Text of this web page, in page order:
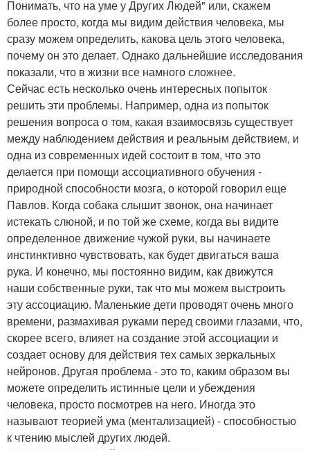
Понимать, что на уме у Других Людей" или, скажем
более просто, когда мы видим действия человека, мы
сразу можем определить, какова цель этого человека,
почему он это делает. Однако дальнейшие исследования
показали, что в жизни все намного сложнее.
Сейчас есть несколько очень интересных попыток
решить эти проблемы. Например, одна из попыток
решения вопроса о том, какая взаимосвязь существует
между наблюдением действия и реальным действием, и
одна из современных идей состоит в том, что это
делается при помощи ассоциативного обучения -
природной способности мозга, о которой говорил еще
Павлов. Когда собака слышит звонок, она начинает
истекать слюной, и по той же схеме, когда вы видите
определенное движение чужой руки, вы начинаете
инстинктивно чувствовать, как будет двигаться ваша
рука. И конечно, мы постоянно видим, как движутся
наши собственные руки, так что мы можем выстроить
эту ассоциацию. Маленькие дети проводят очень много
времени, размахивая руками перед своими глазами, что,
скорее всего, влияет на создание этой ассоциации и
создает основу для действия тех самых зеркальных
нейронов. Другая проблема - это то, каким образом вы
можете определить истинные цели и убеждения
человека, просто посмотрев на него. Иногда это
называют теорией ума (ментализацией) - способностью
к чтению мыслей других людей.